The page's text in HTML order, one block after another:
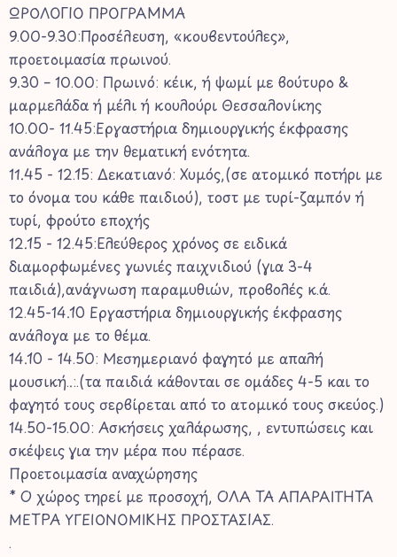
ΩΡΟΛΟΓΙΟ ΠΡΟΓΡΑΜΜΑ
9.00-9.30:Προσέλευση, «κουβεντούλες»,
προετοιμασία πρωινού.
9.30 – 10.00: Πρωινό: κέικ, ή ψωμί με βούτυρο &
μαρμελάδα ή μέλι ή κουλούρι Θεσσαλονίκης
10.00- 11.45:Εργαστήρια δημιουργικής έκφρασης
ανάλογα με την θεματική ενότητα.
11.45 - 12.15: Δεκατιανό: Χυμός,(σε ατομικό ποτήρι με
το όνομα του κάθε παιδιού), τοστ με τυρί-ζαμπόν ή
τυρί, φρούτο εποχής
12.15 - 12.45:Ελεύθερος χρόνος σε ειδικά
διαμορφωμένες γωνιές παιχνιδιού (για 3-4
παιδιά),ανάγνωση παραμυθιών, προβολές κ.ά.
12.45-14.10 Εργαστήρια δημιουργικής έκφρασης
ανάλογα με το θέμα.
14.10 - 14.50: Μεσημεριανό φαγητό με απαλή
μουσική..:.(τα παιδιά κάθονται σε ομάδες 4-5 και το
φαγητό τους σερβίρεται από το ατομικό τους σκεύος.)
14.50-15.00: Ασκήσεις χαλάρωσης, , εντυπώσεις και
σκέψεις για την μέρα που πέρασε.
Προετοιμασία αναχώρησης
* Ο χώρος τηρεί με προσοχή, ΟΛΑ ΤΑ ΑΠΑΡΑΙΤΗΤΑ
ΜΕΤΡΑ ΥΓΕΙΟΝΟΜΙΚΗΣ ΠΡΟΣΤΑΣΙΑΣ.
.